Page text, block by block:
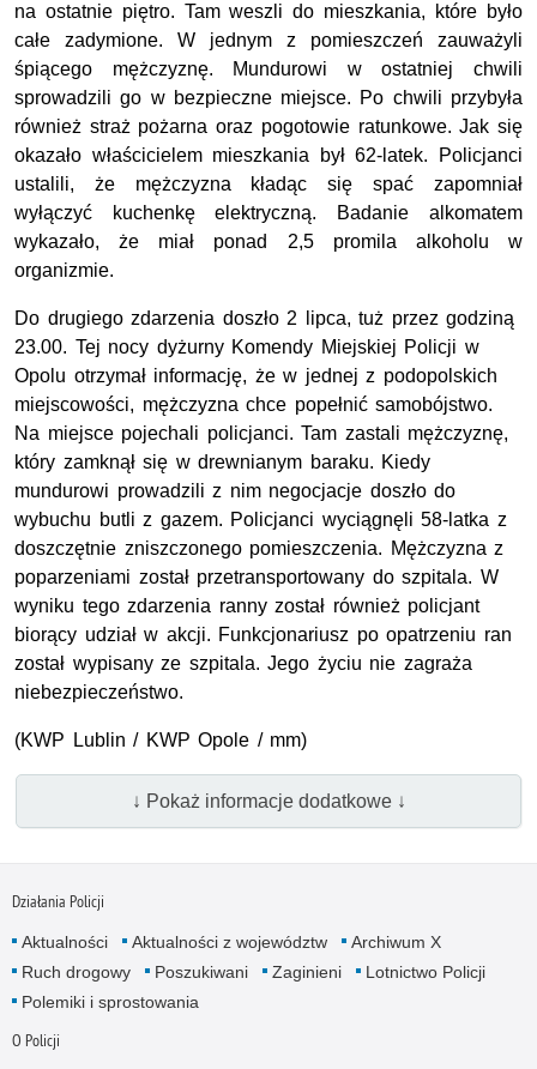
na ostatnie piętro. Tam weszli do mieszkania, które było
całe zadymione. W jednym z pomieszczeń zauważyli
śpiącego mężczyznę. Mundurowi w ostatniej chwili
sprowadzili go w bezpieczne miejsce. Po chwili przybyła
również straż pożarna oraz pogotowie ratunkowe. Jak się
okazało właścicielem mieszkania był 62-latek. Policjanci
ustalili, że mężczyzna kładąc się spać zapomniał
wyłączyć kuchenkę elektryczną. Badanie alkomatem
wykazało, że miał ponad 2,5 promila alkoholu w
organizmie.
Do drugiego zdarzenia doszło 2 lipca, tuż przez godziną
23.00. Tej nocy dyżurny Komendy Miejskiej Policji w
Opolu otrzymał informację, że w jednej z podopolskich
miejscowości, mężczyzna chce popełnić samobójstwo.
Na miejsce pojechali policjanci. Tam zastali mężczyznę,
który zamknął się w drewnianym baraku. Kiedy
mundurowi prowadzili z nim negocjacje doszło do
wybuchu butli z gazem. Policjanci wyciągnęli 58-latka z
doszczętnie zniszczonego pomieszczenia. Mężczyzna z
poparzeniami został przetransportowany do szpitala. W
wyniku tego zdarzenia ranny został również policjant
biorący udział w akcji. Funkcjonariusz po opatrzeniu ran
został wypisany ze szpitala. Jego życiu nie zagraża
niebezpieczeństwo.
(KWP Lublin / KWP Opole / mm)
↓ Pokaż informacje dodatkowe ↓
Działania Policji
Aktualności Aktualności z województw
Archiwum X
Ruch drogowy
Poszukiwani Zaginieni
Lotnictwo Policji
Polemiki i sprostowania
O Policji